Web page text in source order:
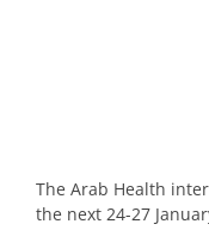
The Arab Health
the next 24-27